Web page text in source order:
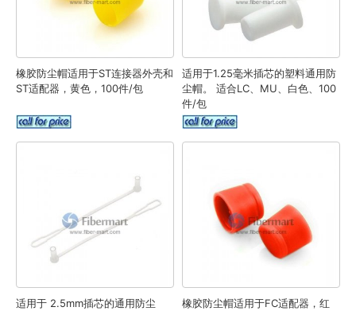
橡胶防尘帽适用于ST连接器外壳和
ST适配器，黄色，100件/包
适用于1.25毫米插芯的塑料通用防
尘帽。 适合LC、MU、白色、100
件/包
适用于 2.5mm插芯的通用防尘
橡胶防尘帽适用于FC适配器，红